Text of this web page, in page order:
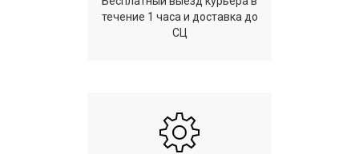
течение 1 часа и доставка до
СЦ